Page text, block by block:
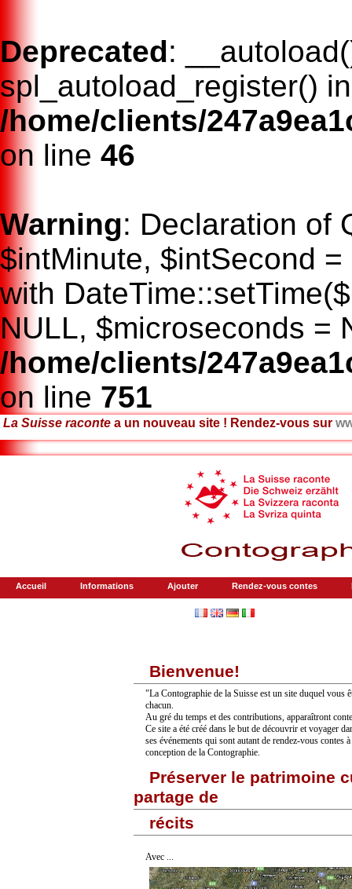
Deprecated:
spl_autoload_register()
/home/clients/
on line 46
Warning: Declaration of
$intMinute, $intSecond
with
NULL, $microseconds =
/home/clients/
on line 751
La Suisse raconte a un nouveau site ! Rendez-vous sur
Accueil Informations Ajouter Rendez-vous contes
Bienvenue!
"La Contographie de la Suisse est un site duquel vous
chacun.
Au gré du temps et des contributions, apparaîtront
Ce site a été créé dans le but de découvrir et voyager
ses événements qui sont autant de rendez-vous contes
conception de la Contographie.
Préserver le patrimoine
partage de
récits
Avec ...